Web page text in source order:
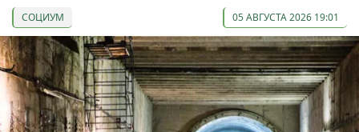
СОЦИУМ 05 АВГУСТА 2026 19:01